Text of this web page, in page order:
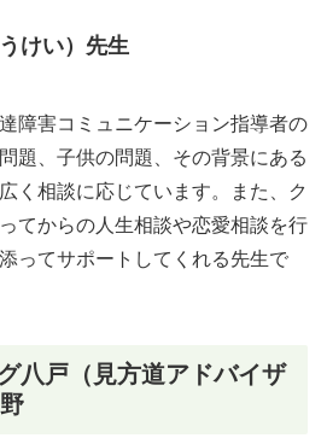
けい）先生
障害コミュニケーション指導者の
題、子供の問題、その背景にある
く相談に応じています。また、ク
てからの人生相談や恋愛相談を行
ってサポートしてくれる先生で
八戸（見方道アドバイザ